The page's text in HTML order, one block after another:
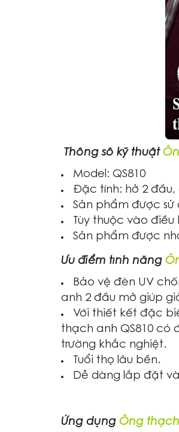
Thông số kỹ thuật
Model: QS810
Đặc tính: hở 2
Sản phẩm được sử
Tùy thuộc vào
Sản phẩm được
Ưu điểm tính năng
Bảo vệ đèn UV
anh 2 đầu mở giúp
Với thiết kết đặc
thạch anh QS810 có
trường khắc nghiệt.
Tuổi thọ lâu bền.
Dễ dàng lắp đặt
Ứng dụng Ống thạch